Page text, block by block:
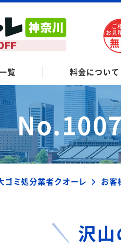
ご
お見
覧 料金について
ゴミ処分業者クオーレ お客
沢